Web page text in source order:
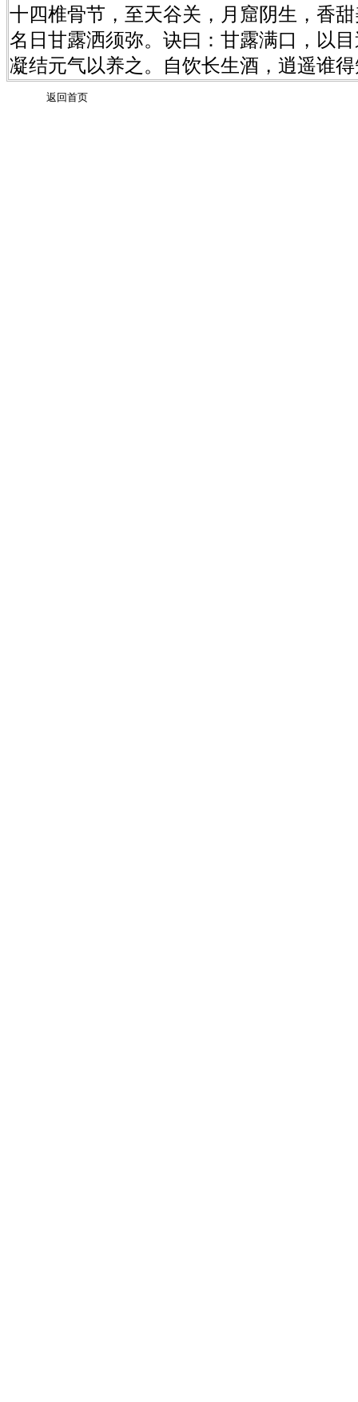
十四椎骨节，至天谷关，月窟阴生，香
名日甘露洒须弥。诀曰：甘露满口，以
凝结元气以养之。自饮长生酒，逍遥谁
返回首页